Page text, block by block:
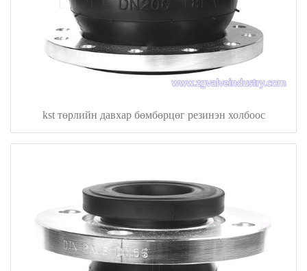
kst төрлийн давхар бөмбөрцөг резинэн холбоос